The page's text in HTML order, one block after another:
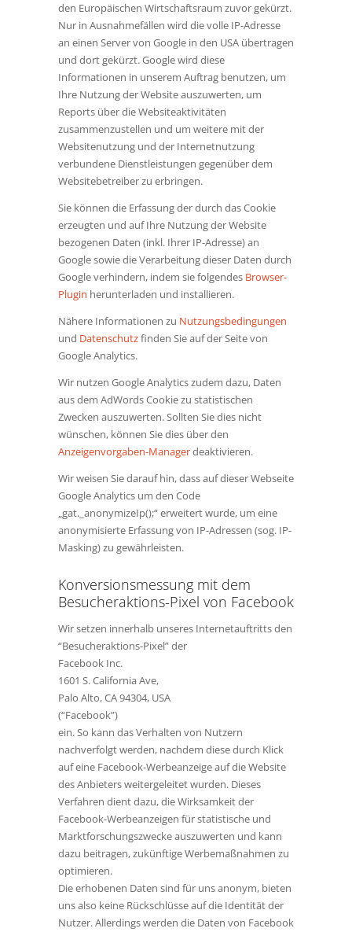
den Europäischen Wirtschaftsraum zuvor gekürzt.
Nur in Ausnahmefällen wird die volle IP-Adresse
an einen Server von Google in den USA übertragen
und dort gekürzt. Google wird diese
Informationen in unserem Auftrag benutzen, um
Ihre Nutzung der Website auszuwerten, um
Reports über die Websiteaktivitäten
zusammenzustellen und um weitere mit der
Websitenutzung und der Internetnutzung
verbundene Dienstleistungen gegenüber dem
Websitebetreiber zu erbringen.
Sie können die Erfassung der durch das Cookie
erzeugten und auf Ihre Nutzung der Website
bezogenen Daten (inkl. Ihrer IP-Adresse) an
Google sowie die Verarbeitung dieser Daten durch
Google verhindern, indem sie folgendes Browser-
Plugin herunterladen und installieren.
Nähere Informationen zu Nutzungsbedingungen
und Datenschutzfinden Sie auf der Seite von
Google Analytics.
Wir nutzen Google Analytics zudem dazu, Daten
aus dem AdWords Cookie zu statistischen
Zwecken auszuwerten. Sollten Sie dies nicht
wünschen, können Sie dies über den
Anzeigenvorgaben-Managerdeaktivieren.
Wir weisen Sie darauf hin, dass auf dieser Webseite
Google Analytics um den Code
„gat._anonymizeIp();“ erweitert wurde, um eine
anonymisierte Erfassung von IP-Adressen (sog. IP-
Masking) zu gewährleisten.
Konversionsmessung mit dem
Besucheraktions-Pixel von Facebook
Wir setzen innerhalb unseres Internetauftritts den
“Besucheraktions-Pixel” der
Facebook Inc.
1601 S. California Ave,
Palo Alto, CA 94304, USA
(“Facebook”)
ein. So kann das Verhalten von Nutzern
nachverfolgt werden, nachdem diese durch Klick
auf eine Facebook-Werbeanzeige auf die Website
des Anbieters weitergeleitet wurden. Dieses
Verfahren dient dazu, die Wirksamkeit der
Facebook-Werbeanzeigen für statistische und
Marktforschungszwecke auszuwerten und kann
dazu beitragen, zukünftige Werbemaßnahmen zu
optimieren.
Die erhobenen Daten sind für uns anonym, bieten
uns also keine Rückschlüsse auf die Identität der
Nutzer. Allerdings werden die Daten von Facebook